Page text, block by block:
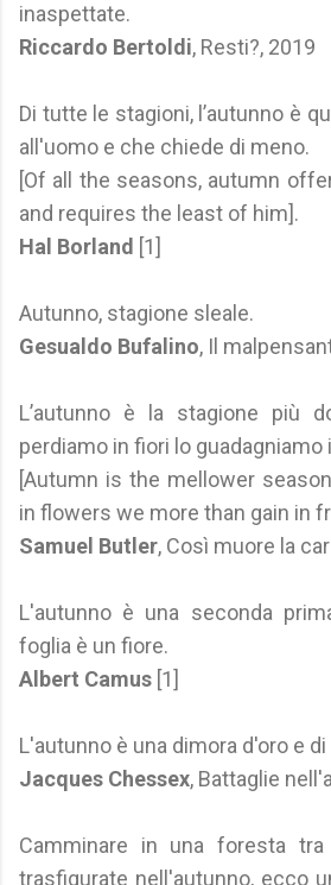
inaspettate.
Riccardo Bertoldi, Resti?, 2019
Di tutte le stagioni, l’autunno è
all'uomo e che chiede di meno.
[Of all the seasons, autumn
and requires the least of him].
Hal Borland [1]
Autunno, stagione sleale.
Gesualdo Bufalino, Il
L’autunno è la stagione più
perdiamo in fiori lo guadagniamo
[Autumn is the mellower
in flowers we more than gain in
Samuel Butler, Così muore la
L'autunno è una seconda
foglia è un fiore.
Albert Camus [1]
L'autunno è una dimora d'oro e di
Jacques Chessex, Battaglie
Camminare in una foresta
trasfigurate nell'autunno, ecco